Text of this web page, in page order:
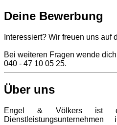
Deine Bewerbung
Interessiert? Wir freuen uns auf
Bei weiteren Fragen wende
040 - 47 10 05 25.
Über uns
Engel & Völkers ist